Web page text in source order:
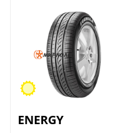
ENERGY